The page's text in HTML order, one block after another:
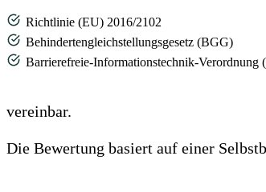
Richtlinie (EU) 2016/2102
Behindertengleichstellungsgesetz (BGG)
Barrierefreie-Informationstechnik-
vereinbar.
Die Bewertung basiert auf einer